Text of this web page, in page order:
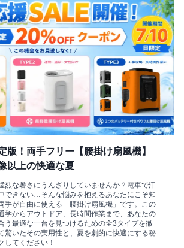
版！両手フリー【腰掛け扇風機】
以上の快適な夏
烈な暑さにうんざりしていませんか？電車で汗
できない…そんな悩みを抱えるあなたにこそ知
手が自由に使える「腰掛け扇風機」です。この
学からアウトドア、長時間作業まで、あなたの
う最適な一台を見つけるための全3タイプを徹
驚いたその実用性と、夏を劇的に快適にする秘
してください！